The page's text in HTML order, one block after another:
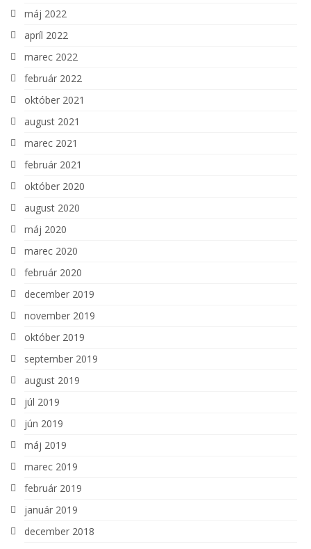
máj 2022
apríl 2022
marec 2022
február 2022
október 2021
august 2021
marec 2021
február 2021
október 2020
august 2020
máj 2020
marec 2020
február 2020
december 2019
november 2019
október 2019
september 2019
august 2019
júl 2019
jún 2019
máj 2019
marec 2019
február 2019
január 2019
december 2018